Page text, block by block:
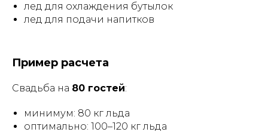
лед для охлаждения бутылок
лед для подачи напитков
Пример расчета
Свадьба на 80 гостей:
минимум: 80 кг льда
оптимально: 100–120 кг льда